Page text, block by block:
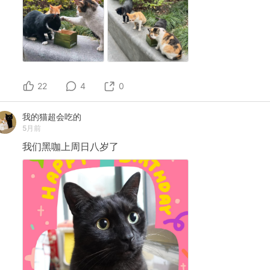
22 4 0
我的猫超会吃的
5月前
我们黑咖上周日八岁了